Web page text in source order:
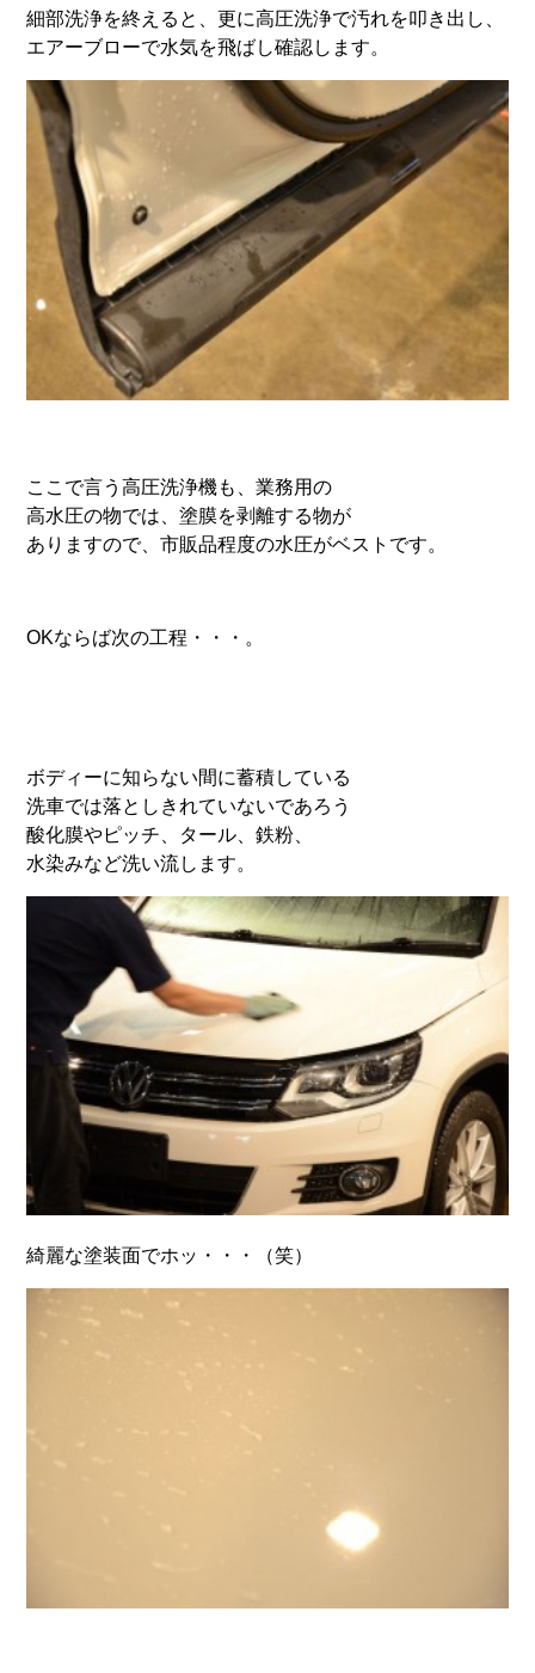
細部洗浄を終えると、更に高圧洗浄で汚れを叩き出し、
エアーブローで水気を飛ばし確認します。
ここで言う高圧洗浄機も、業務用の
高水圧の物では、塗膜を剥離する物が
ありますので、市販品程度の水圧がベストです。
OKならば次の工程・・・。
ボディーに知らない間に蓄積している
洗車では落としきれていないであろう
酸化膜やピッチ、タール、鉄粉、
水染みなど洗い流します。
綺麗な塗装面でホッ・・・（笑）